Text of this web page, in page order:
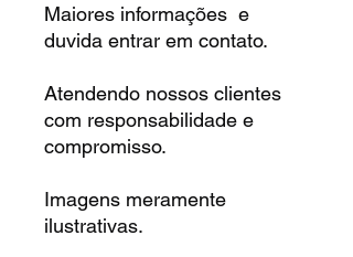
Maiores informações e
duvida entrar em contato.
Atendendo nossos clientes
com responsabilidade e
compromisso.
Imagens meramente
ilustrativas.